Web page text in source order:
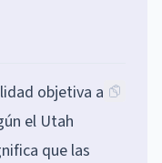
objetiva a
el Utah
que las